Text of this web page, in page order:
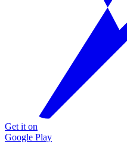
Get it on
Google Play